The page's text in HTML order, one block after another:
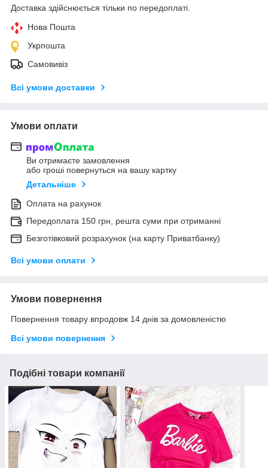
Доставка здійснюється тільки по передоплаті.
Нова Пошта
Укрпошта
Самовивіз
Всі умови доставки
Умови оплати
Ви отримаєте замовлення
або гроші повернуться на вашу картку
Детальніше
Оплата на рахунок
Передоплата 150 грн, решта суми при отриманні
Безготівковий розрахунок (на карту Приватбанку)
Всі умови оплати
Умови повернення
Повернення товару впродовж 14 днів за домовленістю
Всі умови повернення
Подібні товари компанії